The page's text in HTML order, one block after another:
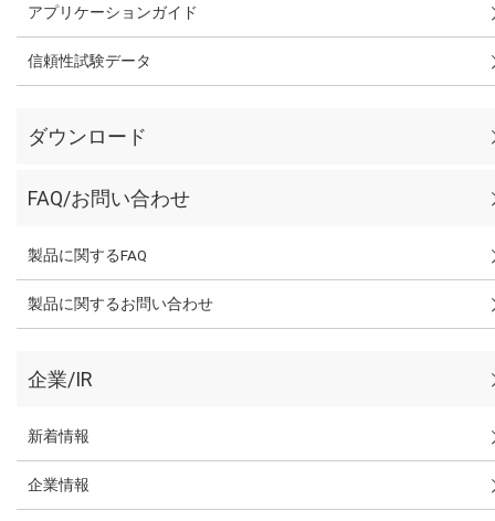
アプリケーションガイド
信頼性試験データ
ダウンロード
FAQ/お問い合わせ
製品に関するFAQ
製品に関するお問い合わせ
企業/IR
新着情報
企業情報